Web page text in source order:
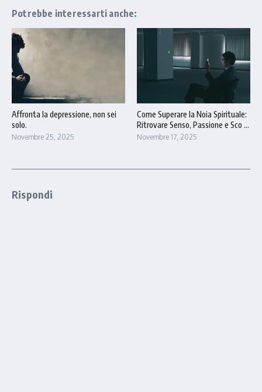
Potrebbe interessarti anche:
Affronta la depressione, non sei
solo.
Novembre 25, 2025
Come Superare la Noia Spirituale:
Ritrovare Senso, Passione e Sco ...
Novembre 17, 2025
Rispondi